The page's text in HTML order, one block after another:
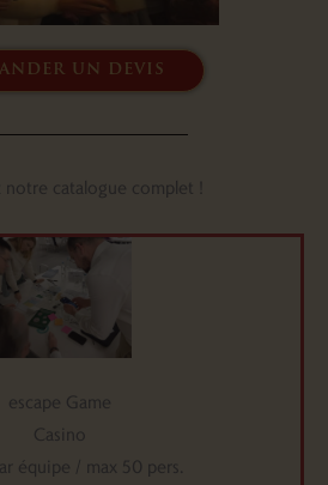
un devis
catalogue complet !
escape Game
Casino
équipe / max 50 pers.